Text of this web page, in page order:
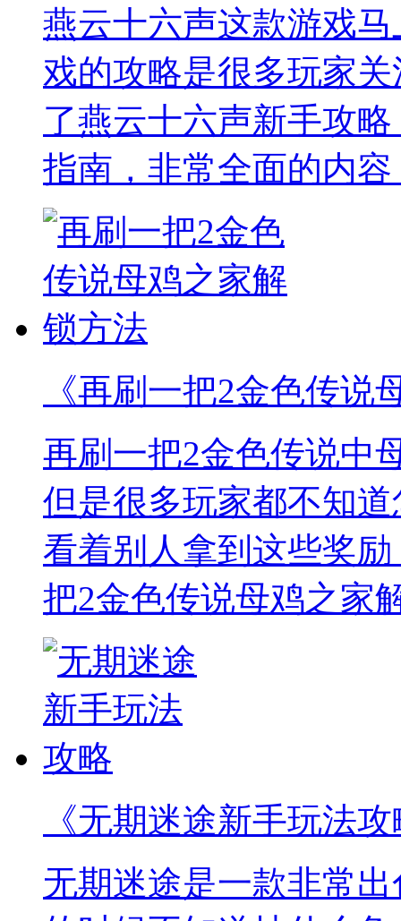
燕云十六声这款游戏
戏的攻略是很多玩家
了燕云十六声新手攻
指南，非常全面的内
《再刷一把2金色传说
再刷一把2金色传说中
但是很多玩家都不知
看着别人拿到这些奖
把2金色传说母鸡之家
《无期迷途新手玩法
无期迷途是一款非常